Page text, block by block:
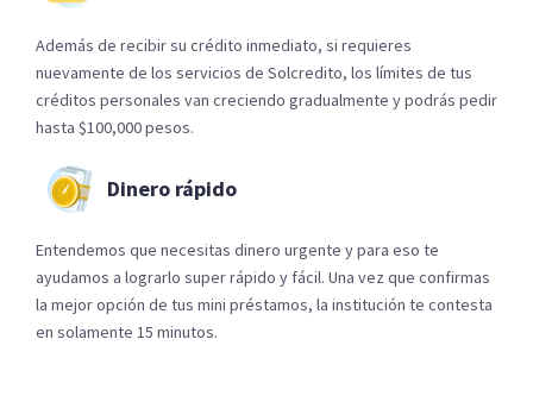
Además de recibir su crédito inmediato, si requieres
nuevamente de los servicios de Solcredito, los límites de tus
créditos personales van creciendo gradualmente y podrás pedir
hasta $100,000 pesos.
Dinero rápido
Entendemos que necesitas dinero urgente y para eso te
ayudamos a lograrlo super rápido y fácil. Una vez que confirmas
la mejor opción de tus mini préstamos, la institución te contesta
en solamente 15 minutos.